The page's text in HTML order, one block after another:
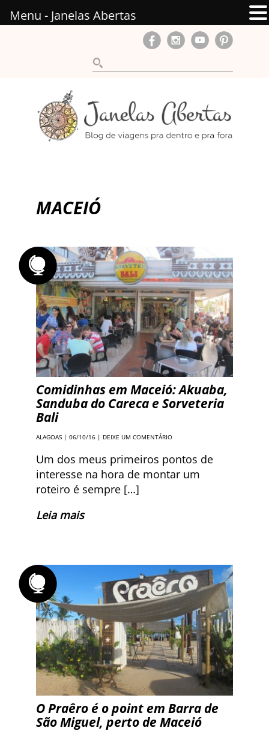
MACEIÓ
Comidinhas em Maceió: Akuaba,
Sanduba do Careca e Sorveteria
Bali
ALAGOAS | 06/10/16 | DEIXE UM COMENTÁRIO
Um dos meus primeiros pontos de
interesse na hora de montar um
roteiro é sempre […]
Leia mais
O Praêro é o point em Barra de
São Miguel, perto de Maceió
Menu - Janelas Abertas